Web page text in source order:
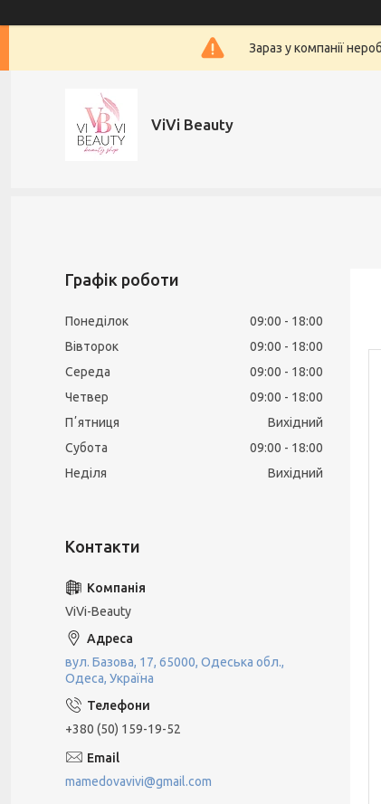
Зараз у компанії
ViVi Beauty
Графік роботи
Понеділок 09:00
18:00
Вівторок
09:00
18:00
Середа
09:00
18:00
Четвер
09:00
18:00
Пʼятниця
Вихідний
Субота
09:00
18:00
Неділя
Вихідний
ViVi-Beauty
вул. Базова, 17, 65000, Одеська обл.,
Одеса, Україна
+380 (50) 159-19-52
mamedovavivi@gmail.com